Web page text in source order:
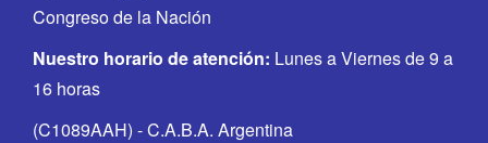
Congreso de la Nación
Nuestro horario de atención: Lunes a Viernes de 9 a
16 horas
(C1089AAH) - C.A.B.A. Argentina